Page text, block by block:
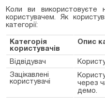
Коли ви використовуєте
користувачем. Як
категорії:
Категорія
користувачів
Опис
Відвідувач
Зацікавлені
користувачі
через
демо.